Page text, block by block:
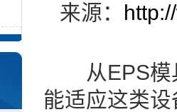
来源：
从EPS模具
能适应这类